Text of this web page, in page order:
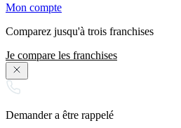
Mon compte
Comparez jusqu'à trois franchises
Je compare les franchises
Demander a être rappelé